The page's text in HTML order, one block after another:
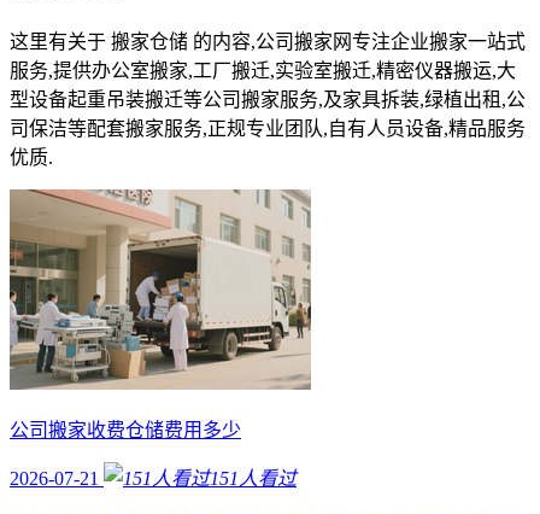
这里有关于 搬家仓储 的内容,公司搬家网专注企业搬家一站式
服务,提供办公室搬家,工厂搬迁,实验室搬迁,精密仪器搬运,大
型设备起重吊装搬迁等公司搬家服务,及家具拆装,绿植出租,公
司保洁等配套搬家服务,正规专业团队,自有人员设备,精品服务
优质.
公司搬家收费仓储费用多少
2026-07-21 151 人看过